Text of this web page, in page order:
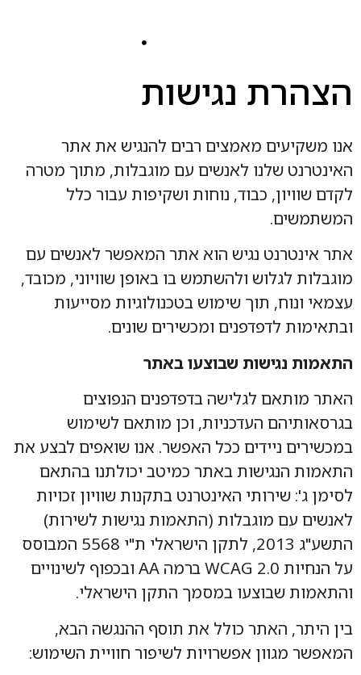
הצהרת נגישות
אנו משקיעים מאמצים רבים להנגיש את אתר
האינטרנט שלנו לאנשים עם מוגבלות, מתוך מטרה
לקדם שוויון, כבוד, נוחות ושקיפות עבור כלל
המשתמשים.
אתר אינטרנט נגיש הוא אתר המאפשר לאנשים עם
מוגבלות לגלוש ולהשתמש בו באופן שוויוני, מכובד,
עצמאי ונוח, תוך שימוש בטכנולוגיות מסייעות
ובתאימות לדפדפנים ומכשירים שונים.
התאמות נגישות שבוצעו באתר
האתר מותאם לגלישה בדפדפנים הנפוצים
בגרסאותיהם העדכניות, וכן מותאם לשימוש
במכשירים ניידים ככל האפשר. אנו שואפים לבצע את
התאמות הנגישות באתר כמיטב יכולתנו בהתאם
לסימן ג': שירותי האינטרנט בתקנות שוויון זכויות
לאנשים עם מוגבלות (התאמות נגישות לשירות)
התשע"ג 2013, לתקן הישראלי ת"י 5568 המבוסס
על הנחיות WCAG 2.0 ברמה AA ובכפוף לשינויים
והתאמות שבוצעו במסמך התקן הישראלי.
בין היתר, האתר כולל את תוסף ההנגשה הבא,
המאפשר מגוון אפשרויות לשיפור חוויית השימוש: